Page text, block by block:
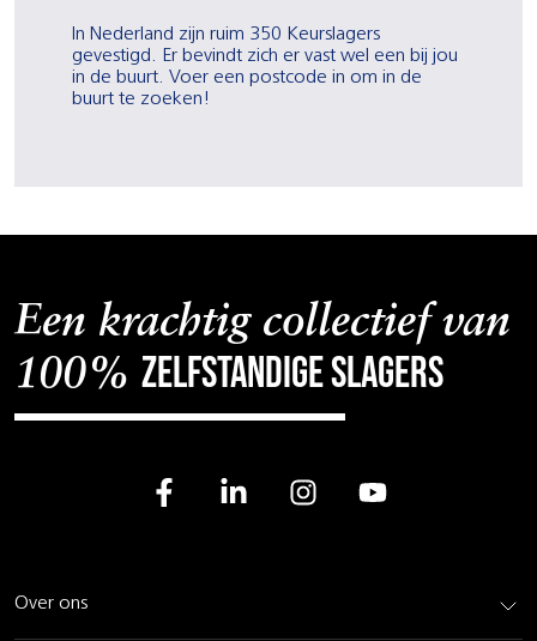
In Nederland zijn ruim 350 Keurslagers
gevestigd. Er bevindt zich er vast wel een bij jou
in de buurt. Voer een postcode in om in de
buurt te zoeken!
Een krachtig collectief van
100% zelfstandige slagers
Over ons